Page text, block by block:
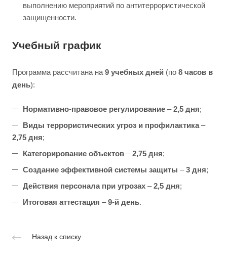
выполнению мероприятий по антитеррористической
защищенности.
Учебный график
Программа рассчитана на 9 учебных дней (по 8 часов в
день):
Нормативно-правовое регулирование –2,5 дня;
Виды террористических угроз и профилактика–
2,75 дня;
Категорирование объектов –2,75 дня;
Создание эффективной системы защиты –3 дня;
Действия персонала при угрозах –2,5 дня;
Итоговая аттестация –9-й день.
Назад к списку